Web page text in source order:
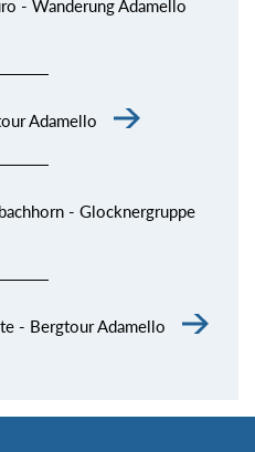
- Wanderung Adamello
Adamello
- Glocknergruppe
- Bergtour Adamello